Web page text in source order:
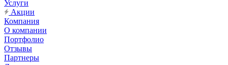
Услуги
Акции
Компания
О компании
Портфолио
Отзывы
Партнеры